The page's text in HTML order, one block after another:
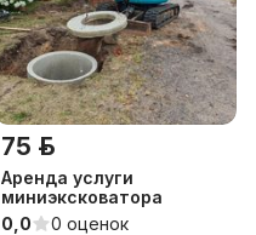
75 р.
Аренда услуги
миниэксковатора
0,0
0 оценок